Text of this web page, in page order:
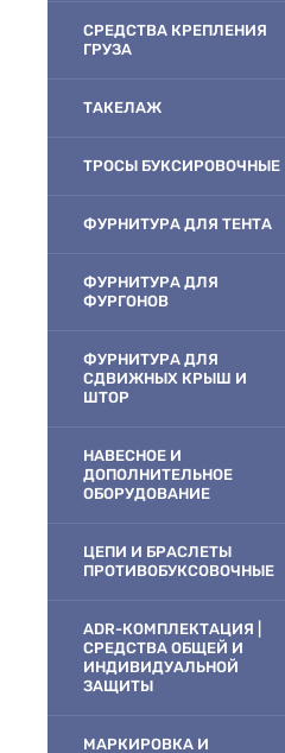
СРЕДСТВА КРЕПЛЕНИЯ
ГРУЗА
ТАКЕЛАЖ
ТРОСЫ БУКСИРОВОЧНЫЕ
ФУРНИТУРА ДЛЯ ТЕНТА
ФУРНИТУРА ДЛЯ
ФУРГОНОВ
ФУРНИТУРА ДЛЯ
СДВИЖНЫХ КРЫШ И
ШТОР
НАВЕСНОЕ И
ДОПОЛНИТЕЛЬНОЕ
ОБОРУДОВАНИЕ
ЦЕПИ И БРАСЛЕТЫ
ПРОТИВОБУКСОВОЧНЫЕ
ADR-КОМПЛЕКТАЦИЯ |
СРЕДСТВА ОБЩЕЙ И
ИНДИВИДУАЛЬНОЙ
ЗАЩИТЫ
МАРКИРОВКА И